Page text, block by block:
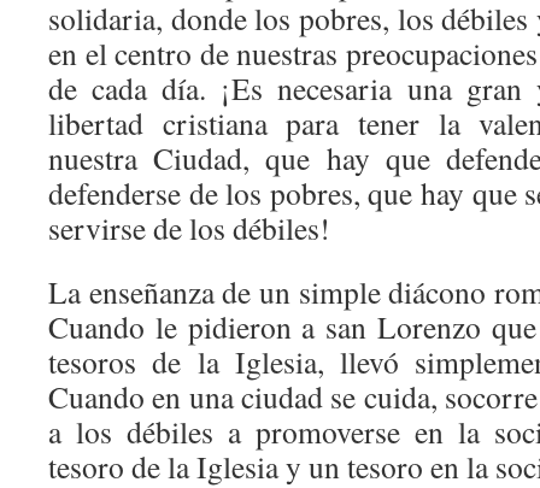
solidaria, donde los pobres, los
en el centro de nuestras
de cada día. ¡Es necesaria una
libertad cristiana para tener la
nuestra Ciudad, que hay que
defenderse de los pobres, que hay que
servirse de los débiles!
La enseñanza de un simple diácono
Cuando le pidieron a san Lorenzo
tesoros de la Iglesia, llevó
Cuando en una ciudad se cuida,
a los débiles a promoverse en la
tesoro de la Iglesia y un tesoro en la